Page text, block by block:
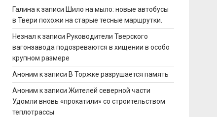
Галина к записи Шило на мыло: новые автобусы
в Твери похожи на старые тесные маршрутки.
Незнал к записи Руководители Тверского
вагонзавода подозреваются в хищении в особо
крупном размере
Аноним к записи В Торжке разрушается память
Аноним к записиЖителей северной части
Удомли вновь «прокатили» со строительством
теплотрассы